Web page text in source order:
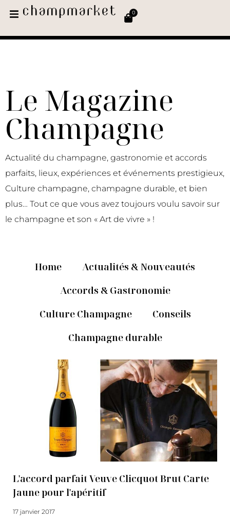
0
Le Magazine
Champagne
Actualité du champagne, gastronomie et accords
parfaits, lieux, expériences et événements prestigieux,
Culture champagne, champagne durable, et bien
plus… Tout ce que vous avez toujours voulu savoir sur
le champagne et son « Art de vivre » !
Home
Actualités & Nouveautés
Accords & Gastronomie
Culture Champagne
Conseils
Champagne durable
L'accord parfait Veuve Clicquot Brut Carte
Jaune pour l'apéritif
17 janvier 2017